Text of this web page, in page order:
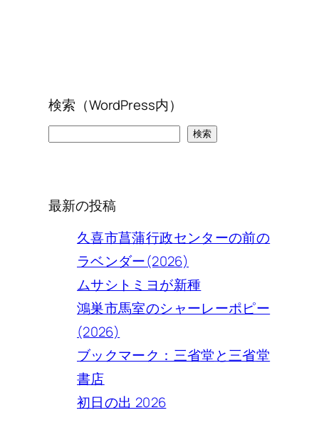
検索（WordPress内）
検索
最新の投稿
久喜市菖蒲行政センターの前の
ラベンダー(2026)
ムサシトミヨが新種
鴻巣市馬室のシャーレーポピー
(2026)
ブックマーク：三省堂と三省堂
書店
初日の出 2026